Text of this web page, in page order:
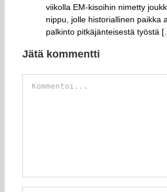
viikolla EM-kisoihin nimetty
nippu, jolle historiallinen paikka
palkinto pitkäjänteisestä työstä
Jätä kommentti